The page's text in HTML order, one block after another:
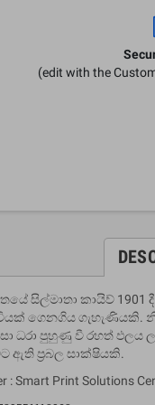
(edit with the
සිල්මාතා කායිව්
ගෙනගිය ගැහැණියකි.
ධරා පුහුණු වී රහත් ඵලය
ඇති ප්‍රබල සාක්ෂියකි.
: Smart Print Solutions